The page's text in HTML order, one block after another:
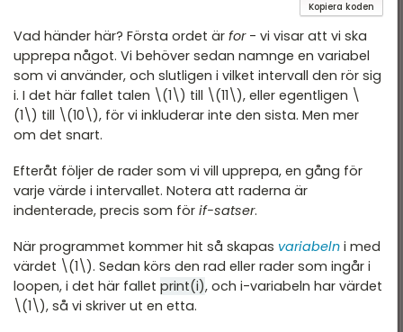
Kopiera koden
Vad händer här? Första ordet är for- vi visar att vi ska
upprepa något. Vi behöver sedan namnge en variabel
som vi använder, och slutligen i vilket intervall den rör sig
i. I det här fallet talen \(1\) till \(11\), eller egentligen \
(1\) till \(10\), för vi inkluderar inte den sista. Men mer
om det snart.
Efteråt följer de rader som vi vill upprepa, en gång för
varje värde i intervallet. Notera att raderna är
indenterade, precis som för if-satser.
När programmet kommer hit så skapas variabeln i med
värdet \(1\). Sedan körs den rad eller rader som ingår i
loopen, i det här fallet print(i), och i-variabeln har värdet
\(1\), så vi skriver ut en etta.